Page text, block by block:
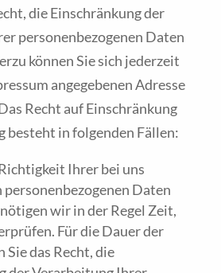
die Einschränkung der
personenbezogenen Daten
können Sie sich jederzeit
angegebenen Adresse
Recht auf Einschränkung
besteht in folgenden Fällen:
Ihrer bei uns
personenbezogenen Daten
wir in der Regel Zeit,
Für die Dauer der
Sie das Recht, die